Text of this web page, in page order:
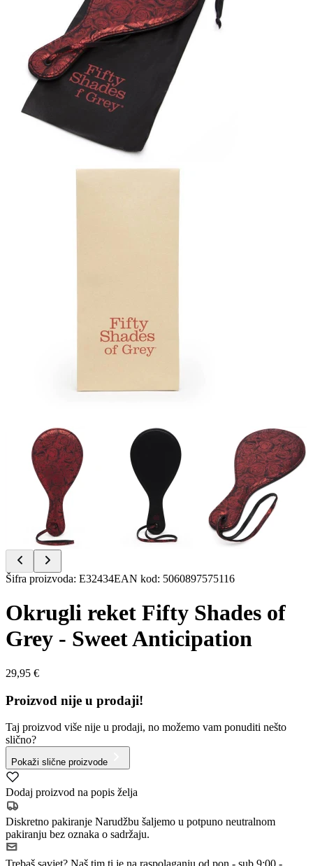
Item
of
5
Šifra proizvoda: E32434EAN kod: 5060897575116
Okrugli reket Fifty Shades of
Grey - Sweet Anticipation
29,95 €
Proizvod nije u prodaji!
Taj proizvod više nije u prodaji, no možemo vam ponuditi nešto
slično?
Pokaži slične proizvode
Dodaj proizvod na popis želja
Diskretno pakiranje Narudžbu šaljemo u potpuno neutralnom
pakiranju bez oznaka o sadržaju.